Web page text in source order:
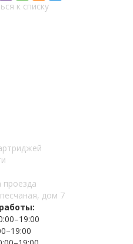
к списку
проезда
дом 7